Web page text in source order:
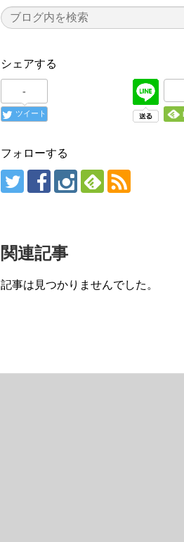
シェアする
-
ツイート
フォローする
関連記事
記事は見つかりませんでした。